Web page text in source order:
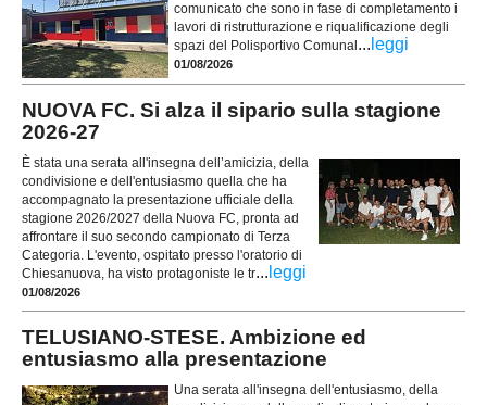
comunicato che sono in fase di completamento i
lavori di ristrutturazione e riqualificazione degli
spazi del Polisportivo Comunal ... leggi
01/08/2026
NUOVA FC. Si alza il sipario sulla stagione
2026-27
È stata una serata all'insegna dell’amicizia, della
condivisione e dell'entusiasmo quella che ha
accompagnato la presentazione ufficiale della
stagione 2026/2027 della Nuova FC, pronta ad
affrontare il suo secondo campionato di Terza
Categoria. L'evento, ospitato presso l'oratorio di
Chiesanuova, ha visto protagoniste le tr... leggi
01/08/2026
TELUSIANO-STESE. Ambizione ed
entusiasmo alla presentazione
Una serata all'insegna dell'entusiasmo, della